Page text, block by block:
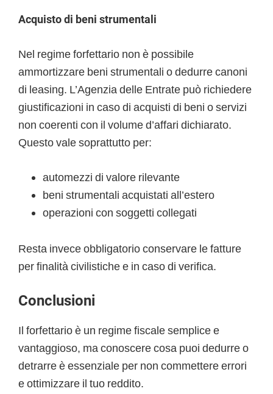
Acquisto di beni strumentali
Nel regime forfettario non è possibile
ammortizzare beni strumentali o dedurre canoni
di leasing. L’Agenzia delle Entrate può richiedere
giustificazioni in caso di acquisti di beni o servizi
non coerenti con il volume d’affari dichiarato.
Questo vale soprattutto per:
automezzi di valore rilevante
beni strumentali acquistati all’estero
operazioni con soggetti collegati
Resta invece obbligatorio conservare le fatture
per finalità civilistiche e in caso di verifica.
Conclusioni
Il forfettario è un regime fiscale semplice e
vantaggioso, ma conoscere cosa puoi dedurre o
detrarre è essenziale per non commettere errori
e ottimizzare il tuo reddito.